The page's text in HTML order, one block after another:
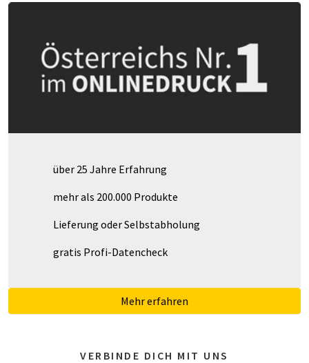
über 25 Jahre Erfahrung
mehr als 200.000 Produkte
Lieferung oder Selbstabholung
gratis Profi-Datencheck
Mehr erfahren
VERBINDE DICH MIT UNS